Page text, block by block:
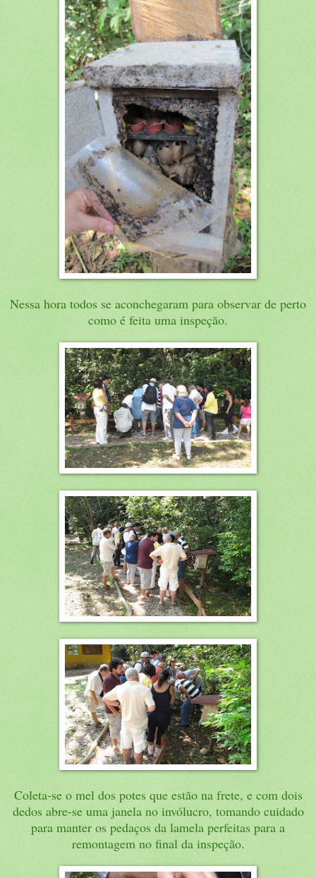
Nessa hora todos se aconchegaram para observar de perto
como é feita uma inspeção.
Coleta-se o mel dos potes que estão na frete, e com dois
dedos abre-se uma janela no invólucro, tomando cuidado
para manter os pedaços da lamela perfeitas para a
remontagem no final da inspeção.